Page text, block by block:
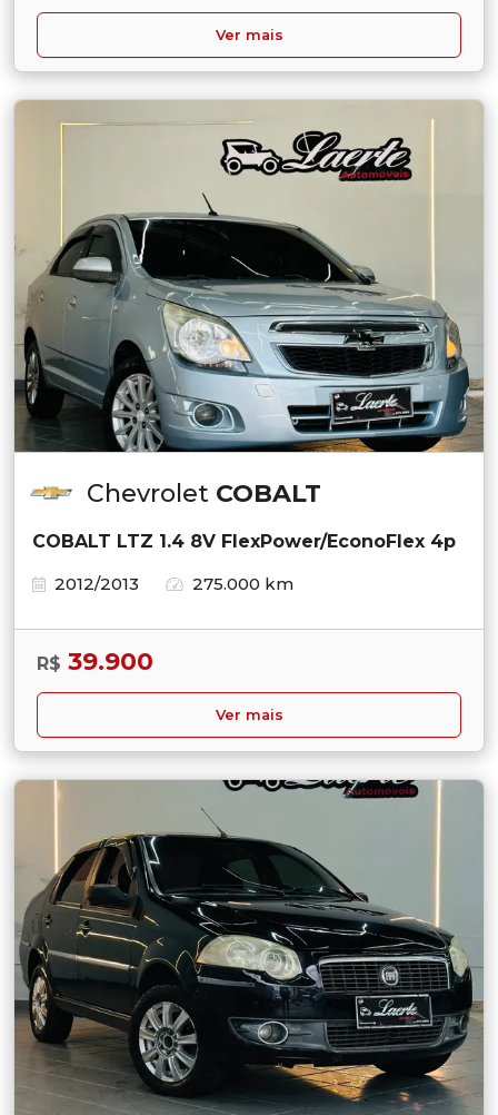
Ver mais
Chevrolet COBALT
COBALT LTZ 1.4 8V FlexPower/EconoFlex 4p
2012/2013
275.000 km
R$ 39.900
Ver mais